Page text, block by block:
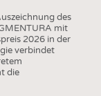
des
mit
2026 in der
verbindet
die